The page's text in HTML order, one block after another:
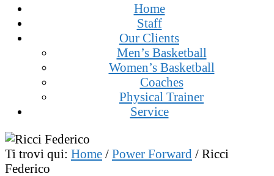
Home
Staff
Our Clients
Men’s Basketball
Women’s Basketball
Coaches
Physical Trainer
Service
Ti trovi qui: Home / Power Forward / Ricci
Federico